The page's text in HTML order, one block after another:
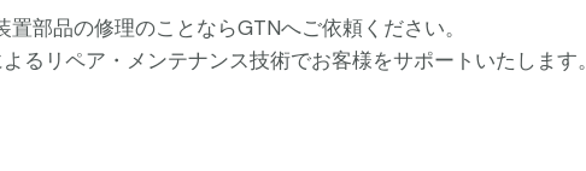
置部品の修理のことならGTNへご依頼ください。
るリペア・メンテナンス技術でお客様をサポートいたします。